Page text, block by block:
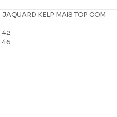
KELP MAIS TOP COM
42
46